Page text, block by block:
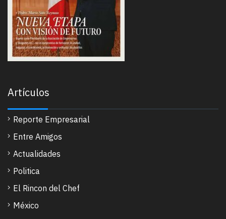
Artículos
Reporte Empresarial
Entre Amigos
Actualidades
Politica
El Rincon del Chef
México